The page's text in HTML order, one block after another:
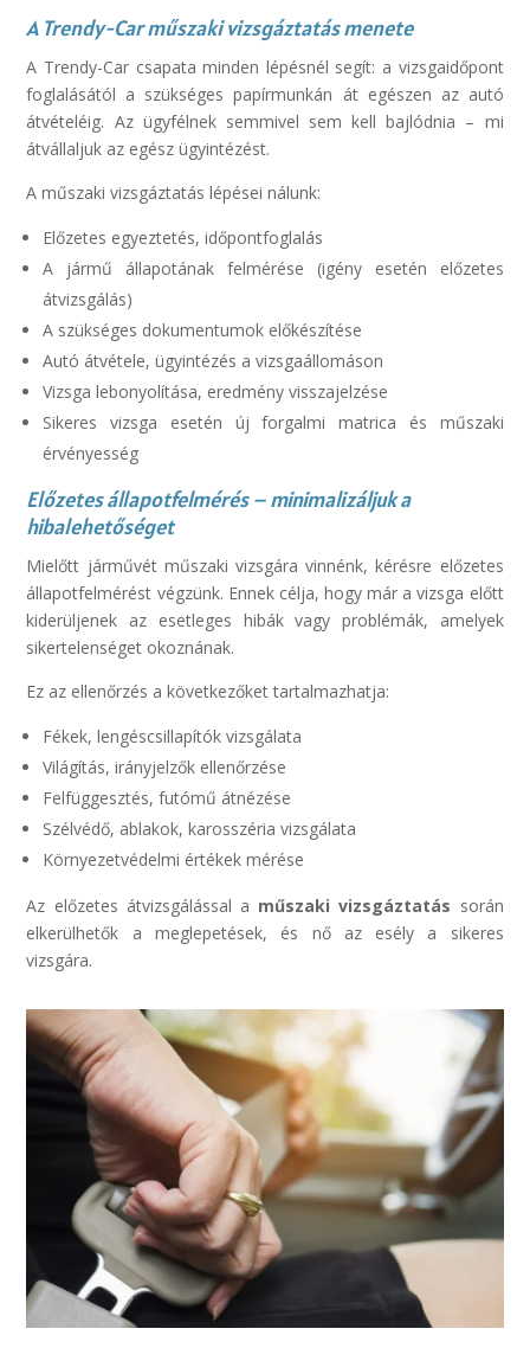
A Trendy-Car műszaki vizsgáztatás menete
A Trendy-Car csapata minden lépésnél segít: a vizsgaidőpont
foglalásától a szükséges papírmunkán át egészen az autó
átvételéig. Az ügyfélnek semmivel sem kell bajlódnia – mi
átvállaljuk az egész ügyintézést.
A műszaki vizsgáztatás lépései nálunk:
Előzetes egyeztetés, időpontfoglalás
A jármű állapotának felmérése (igény esetén előzetes
átvizsgálás)
A szükséges dokumentumok előkészítése
Autó átvétele, ügyintézés a vizsgaállomáson
Vizsga lebonyolítása, eredmény visszajelzése
Sikeres vizsga esetén új forgalmi matrica és műszaki
érvényesség
Előzetes állapotfelmérés – minimalizáljuk a
hibalehetőséget
Mielőtt járművét műszaki vizsgára vinnénk, kérésre előzetes
állapotfelmérést végzünk. Ennek célja, hogy már a vizsga előtt
kiderüljenek az esetleges hibák vagy problémák, amelyek
sikertelenséget okoznának.
Ez az ellenőrzés a következőket tartalmazhatja:
Fékek, lengéscsillapítók vizsgálata
Világítás, irányjelzők ellenőrzése
Felfüggesztés, futómű átnézése
Szélvédő, ablakok, karosszéria vizsgálata
Környezetvédelmi értékek mérése
Az előzetes átvizsgálással a műszaki vizsgáztatás során
elkerülhetők a meglepetések, és nő az esély a sikeres
vizsgára.